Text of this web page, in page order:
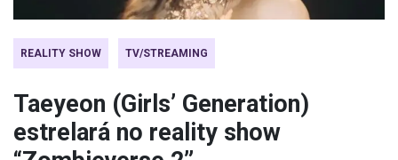
REALITY SHOW TV/STREAMING
Taeyeon (Girls’ Generation)
estrelará no reality show